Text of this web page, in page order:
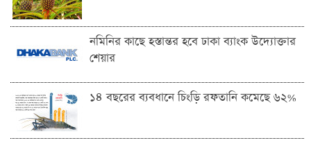
নমিনির কাছে হস্তান্তর হবে ঢাকা ব্যাংক উদ্যোক্তার
শেয়ার
১৪ বছরের ব্যবধানে চিংড়ি রফতানি কমেছে ৬২%